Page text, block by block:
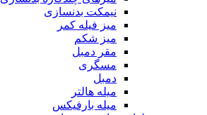
نیمکت بدنسازی
میز فیله کمر
میز شکم
مقر دمبل
مسگری
دمبل
میله هالتر
میله بارفیکس